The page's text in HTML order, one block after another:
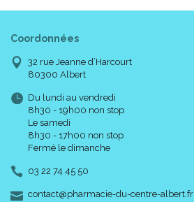
Coordonnées
32 rue Jeanne d’Harcourt
80300 Albert
Du lundi au vendredi
8h30 - 19h00 non stop
Le samedi
8h30 - 17h00 non stop
Fermé le dimanche
03 22 74 45 50
contact-
@-
pharmacie-du-centre-albert.fr